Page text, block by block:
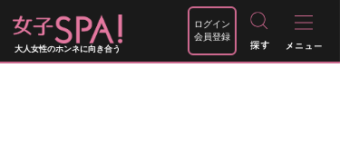
大人女性のホンネに向き合う
ログイン
会員登録